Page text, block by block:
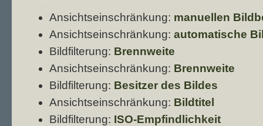
Ansichtseinschränkung: manuellen
Ansichtseinschränkung: automatische
Bildfilterung: Brennweite
Ansichtseinschränkung: Brennweite
Bildfilterung: Besitzer des Bildes
Ansichtseinschränkung: Bildtitel
Bildfilterung: ISO-Empfindlichkeit